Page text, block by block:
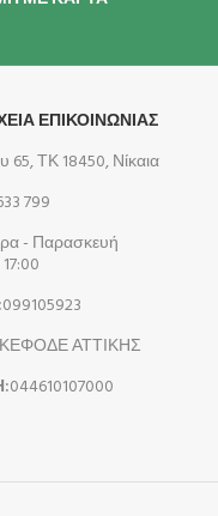
ΕΠΙΚΟΙΝΩΝΙΑΣ
65, ΤΚ 18450, Νίκαια
799
- Παρασκευή
099105923
ΚΕΦΟΔΕ ΑΤΤΙΚΗΣ
044610107000